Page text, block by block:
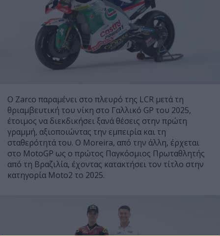
Ο Zarco παραμένει στο πλευρό της LCR μετά τη
θριαμβευτική του νίκη στο Γαλλικό GP του 2025,
έτοιμος να διεκδικήσει ξανά θέσεις στην πρώτη
γραμμή, αξιοποιώντας την εμπειρία και τη
σταθερότητά του. Ο Moreira, από την άλλη, έρχεται
στο MotoGP ως ο πρώτος Παγκόσμιος Πρωταθλητής
από τη Βραζιλία, έχοντας κατακτήσει τον τίτλο στην
κατηγορία Moto2 το 2025.